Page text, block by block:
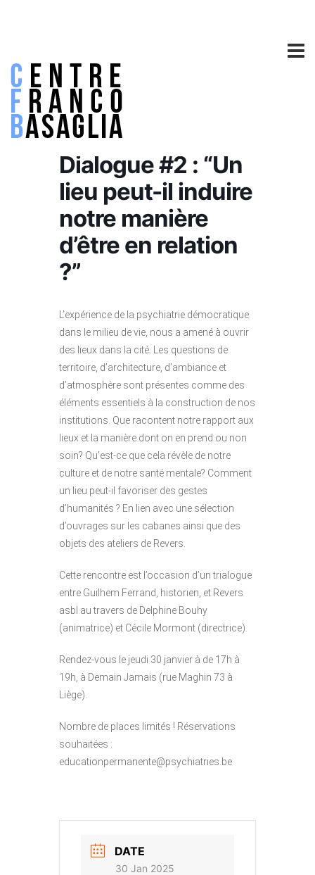
Dialogue #2 : “Un
lieu peut-il induire
notre manière
d’être en relation
?”
L’expérience de la psychiatrie démocratique
dans le milieu de vie, nous a amené à ouvrir
des lieux dans la cité. Les questions de
territoire, d’architecture, d’ambiance et
d’atmosphère sont présentes comme des
éléments essentiels à la construction de nos
institutions. Que racontent notre rapport aux
lieux et la manière dont on en prend ou non
soin? Qu’est-ce que cela révèle de notre
culture et de notre santé mentale? Comment
un lieu peut-il favoriser des gestes
d’humanités ? En lien avec une sélection
d’ouvrages sur les cabanes ainsi que des
objets des ateliers de Revers.
Cette rencontre est l’occasion d’un trialogue
entre Guilhem Ferrand, historien, et Revers
asbl au travers de Delphine Bouhy
(animatrice) et Cécile Mormont (directrice).
Rendez-vous le jeudi 30 janvier à de 17h à
19h, à Demain Jamais (rue Maghin 73 à
Liège).
Nombre de places limités ! Réservations
souhaitées :
educationpermanente@psychiatries.be
DATE
30 Jan 2025